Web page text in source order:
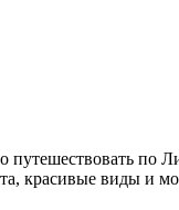
путешествовать по
красивые виды и